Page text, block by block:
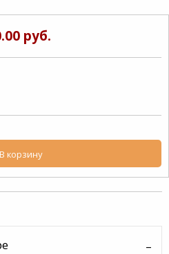
руб.
В корзину